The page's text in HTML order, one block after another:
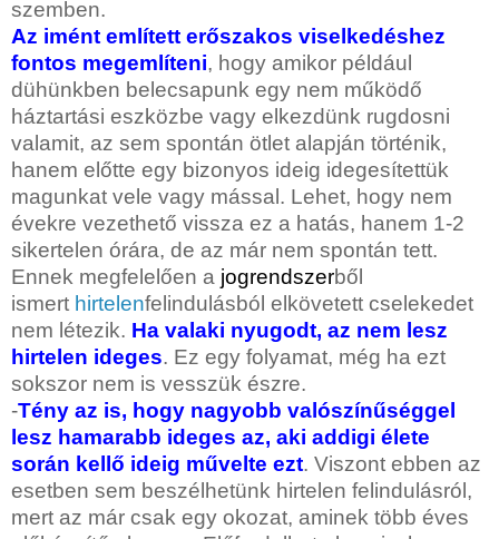
szemben.
Az imént említett erőszakos viselkedéshez
fontos megemlíteni, hogy amikor például
dühünkben belecsapunk egy nem működő
háztartási eszközbe vagy elkezdünk rugdosni
valamit, az sem spontán ötlet alapján történik,
hanem előtte egy bizonyos ideig idegesítettük
magunkat vele vagy mással. Lehet, hogy nem
évekre vezethető vissza ez a hatás, hanem 1-2
sikertelen órára, de az már nem spontán tett.
Ennek megfelelően a jogrendszerből
ismert hirtelenfelindulásból elkövetett cselekedet
nem létezik. Ha valaki nyugodt, az nem lesz
hirtelen ideges. Ez egy folyamat, még ha ezt
sokszor nem is vesszük észre.
-Tény az is, hogy nagyobb valószínűséggel
lesz hamarabb ideges az, aki addigi élete
során kellő ideig művelte ezt. Viszont ebben az
esetben sem beszélhetünk hirtelen felindulásról,
mert az már csak egy okozat, aminek több éves